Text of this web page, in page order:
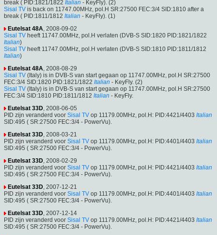
break ( PID:1821/1822 Italian - KeyFly). (2)
Sisal TV is back on 11747.00MHz, pol.H SR:27500 FEC:3/4 SID:1810 after a
break ( PID:1811/1812 Italian - KeyFly). (1)
Eutelsat 48A , 2008-09-02
Sisal TV heeft 11747.00MHz, pol.H verlaten (DVB-S SID:1820 PID:1821/1822
Italian)
Sisal TV heeft 11747.00MHz, pol.H verlaten (DVB-S SID:1810 PID:1811/1812
Italian)
Eutelsat 48A , 2008-08-29
Sisal TV (Italy) is in DVB-S van start gegaan op 11747.00MHz, pol.H SR:27500
FEC:3/4 SID:1820 PID:1821/1822 Italian - KeyFly. (2)
Sisal TV (Italy) is in DVB-S van start gegaan op 11747.00MHz, pol.H SR:27500
FEC:3/4 SID:1810 PID:1811/1812 Italian - KeyFly.
Eutelsat 33D , 2008-06-05
PID zijn veranderd voor Sisal TV op 11179.00MHz, pol.H: PID:4421/4403 Italian
SID:495 ( SR:27500 FEC:3/4 - PowerVu).
Eutelsat 33D , 2008-03-21
PID zijn veranderd voor Sisal TV op 11179.00MHz, pol.H: PID:4401/4403 Italian
SID:495 ( SR:27500 FEC:3/4 - PowerVu).
Eutelsat 33D , 2008-02-29
PID zijn veranderd voor Sisal TV op 11179.00MHz, pol.H: PID:4421/4403 Italian
SID:495 ( SR:27500 FEC:3/4 - PowerVu).
Eutelsat 33D , 2007-12-21
PID zijn veranderd voor Sisal TV op 11179.00MHz, pol.H: PID:4401/4403 Italian
SID:495 ( SR:27500 FEC:3/4 - PowerVu).
Eutelsat 33D , 2007-12-14
PID zijn veranderd voor Sisal TV op 11179.00MHz, pol.H: PID:4421/4403 Italian
SID:495 ( SR:27500 FEC:3/4 - PowerVu).